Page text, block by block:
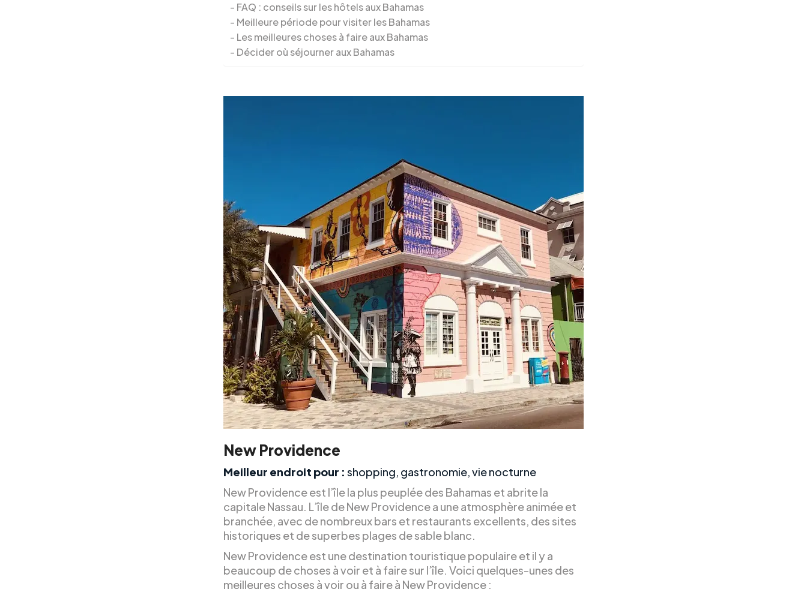
FAQ : conseils sur les hôtels aux Bahamas
Meilleure période pour visiter les Bahamas
Les meilleures choses à faire aux Bahamas
Décider où séjourner aux Bahamas
New Providence
Meilleur endroit pour : shopping, gastronomie, vie nocturne
New Providence est l’île la plus peuplée des Bahamas et abrite la
capitale Nassau. L’île de New Providence a une atmosphère animée et
branchée, avec de nombreux bars et restaurants excellents, des sites
historiques et de superbes plages de sable blanc.
New Providence est une destination touristique populaire et il y a
beaucoup de choses à voir et à faire sur l’île. Voici quelques-unes des
meilleures choses à voir ou à faire à New Providence :